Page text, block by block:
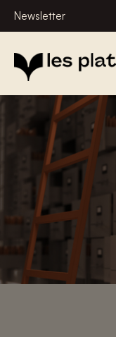
Newsletter